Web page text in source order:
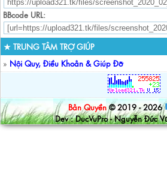
BBcode URL:
★ TRUNG TÂM TRỢ GIÚP
» Nội Quy, Điều Khoản & Giúp Đỡ
Bản Quyền © 2019 - 2026
Dev : DucVuPro - Nguyễn Đức